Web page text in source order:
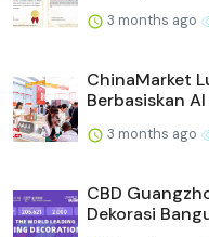
3 months ago
ChinaMarket
Berbasiskan AI
3 months ago
CBD
Dekorasi